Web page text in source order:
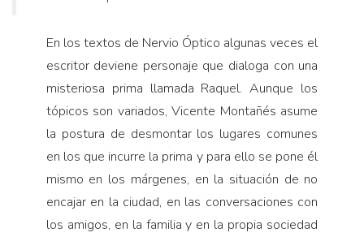
En los textos de Nervio Óptico algunas veces el
escritor deviene personaje que dialoga con una
misteriosa prima llamada Raquel. Aunque los
tópicos son variados, Vicente Montañés asume
la postura de desmontar los lugares comunes
en los que incurre la prima y para ello se pone él
mismo en los márgenes, en la situación de no
encajar en la ciudad, en las conversaciones con
los amigos, en la familia y en la propia sociedad